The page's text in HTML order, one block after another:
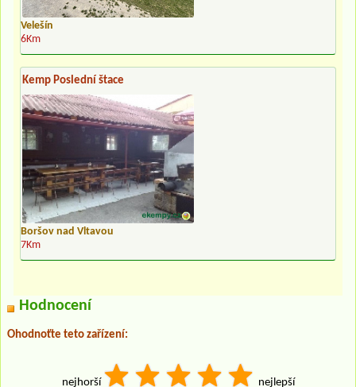
Velešín
6Km
Kemp Poslední štace
Boršov nad Vltavou
7Km
Hodnocení
Ohodnoťte teto zařízení:
nejhorší nejlepší